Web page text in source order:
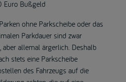
Euro Bußgeld
ohne Parkscheibe oder das
Parkdauer sind zwar
allemal ärgerlich. Deshalb
stets eine Parkscheibe
des Fahrzeugs auf die